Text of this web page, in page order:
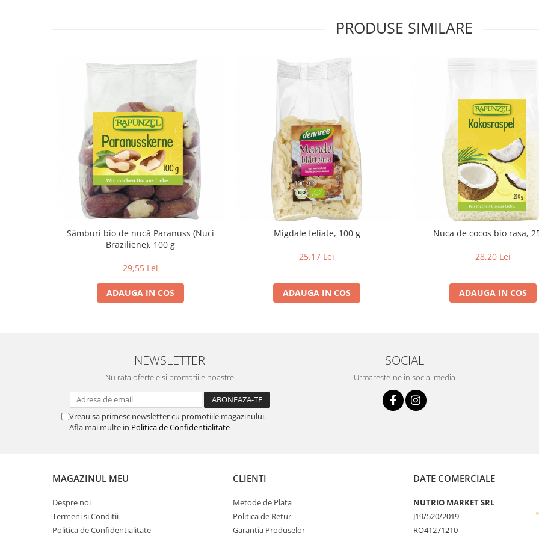
Uleiuri, grasimi si otet
Ulei de masline bio
Uleiuri esentiale alimentare bio
PRODUSE SIMILARE
Sâmburi bio de nucă Paranuss (Nuci
Braziliene), 100 g
29,55 Lei
ADAUGA IN COS
Migdale feliate, 100 g
25,17 Lei
ADAUGA IN COS
Nuca de cocos bio rasa,
28,20 Lei
ADAUGA IN COS
NEWSLETTER
Nu rata ofertele si promotiile noastre
Vreau sa primesc newsletter cu promotiile magazinului.
Afla mai multe in Politica de Confidentialitate
SOCIAL
Urmareste-ne in social media
MAGAZINUL MEU
Despre noi
Termeni si Conditii
Politica de Confidentialitate
CLIENTI
Metode de Plata
Politica de Retur
Garantia Produselor
DATE COMERCIALE
NUTRIO MARKET SRL
J19/520/2019
RO41271210